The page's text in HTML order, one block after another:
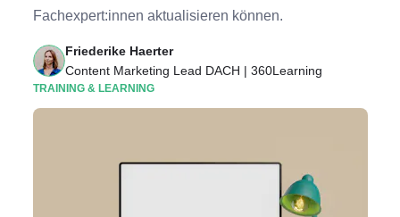
Fachexpert:innen aktualisieren können.
Friederike Haerter
Content Marketing Lead DACH | 360Learning
TRAINING & LEARNING